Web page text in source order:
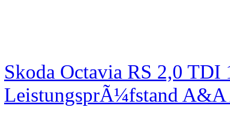
Skoda Octavia RS 2,0
LeistungsprÃ¼fstand